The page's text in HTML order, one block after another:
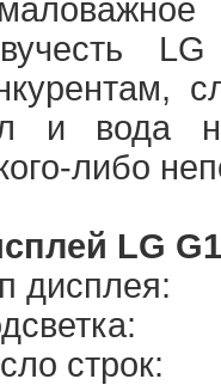
и вода
либо
LG
дисплея:
строк: